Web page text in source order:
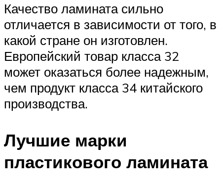
Качество ламината сильно
отличается в зависимости от того, в
какой стране он изготовлен.
Европейский товар класса 32
может оказаться более надежным,
чем продукт класса 34 китайского
производства.
Лучшие марки
пластикового ламината